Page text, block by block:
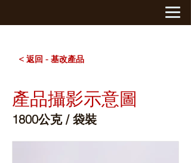
< 返回 - 基改產品
產品攝影示意圖
1800公克 / 袋裝